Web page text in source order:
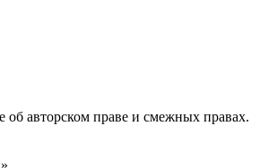
об авторском праве и смежных правах.